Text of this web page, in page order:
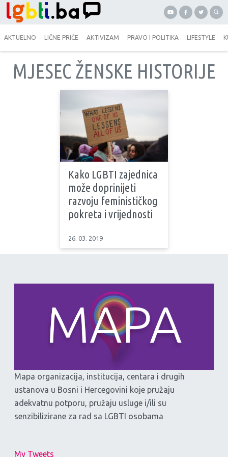
AKTUELNO LIČNE PRIČE AKTIVIZAM PRAVO I POLITIKA LIFESTYLE
MJESEC ŽENSKE HISTORIJE
Kako LGBTI zajednica
može doprinijeti
razvoju feminističkog
pokreta i vrijednosti
26. 03. 2019
Mapa organizacija, institucija, centara i drugih
ustanova u Bosni i Hercegovini koje pružaju
adekvatnu potporu, pružaju usluge i/ili su
senzibilizirane za rad sa LGBTI osobama
My Tweets